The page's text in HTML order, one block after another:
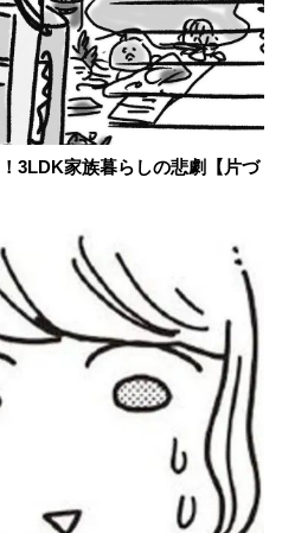
3LDK家族暮らしの悲劇【片づ